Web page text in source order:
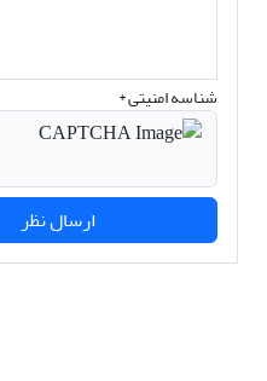
شناسه امنیتی *